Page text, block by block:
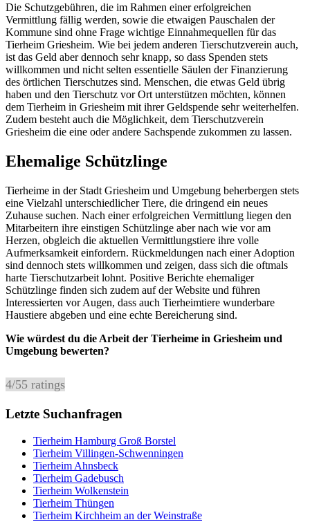
Die Schutzgebühren, die im Rahmen einer erfolgreichen
Vermittlung fällig werden, sowie die etwaigen Pauschalen der
Kommune sind ohne Frage wichtige Einnahmequellen für das
Tierheim Griesheim. Wie bei jedem anderen Tierschutzverein auch,
ist das Geld aber dennoch sehr knapp, so dass Spenden stets
willkommen und nicht selten essentielle Säulen der Finanzierung
des örtlichen Tierschutzes sind. Menschen, die etwas Geld übrig
haben und den Tierschutz vor Ort unterstützen möchten, können
dem Tierheim in Griesheim mit ihrer Geldspende sehr weiterhelfen.
Zudem besteht auch die Möglichkeit, dem Tierschutzverein
Griesheim die eine oder andere Sachspende zukommen zu lassen.
Ehemalige Schützlinge
Tierheime in der Stadt Griesheim und Umgebung beherbergen stets
eine Vielzahl unterschiedlicher Tiere, die dringend ein neues
Zuhause suchen. Nach einer erfolgreichen Vermittlung liegen den
Mitarbeitern ihre einstigen Schützlinge aber nach wie vor am
Herzen, obgleich die aktuellen Vermittlungstiere ihre volle
Aufmerksamkeit einfordern. Rückmeldungen nach einer Adoption
sind dennoch stets willkommen und zeigen, dass sich die oftmals
harte Tierschutzarbeit lohnt. Positive Berichte ehemaliger
Schützlinge finden sich zudem auf der Website und führen
Interessierten vor Augen, dass auch Tierheimtiere wunderbare
Haustiere abgeben und eine echte Bereicherung sind.
Wie würdest du die Arbeit der Tierheime in Griesheim und
Umgebung bewerten?
4/55 ratings
Letzte Suchanfragen
Tierheim Hamburg Groß Borstel
Tierheim Villingen-Schwenningen
Tierheim Ahnsbeck
Tierheim Gadebusch
Tierheim Wolkenstein
Tierheim Thüngen
Tierheim Kirchheim an der Weinstraße